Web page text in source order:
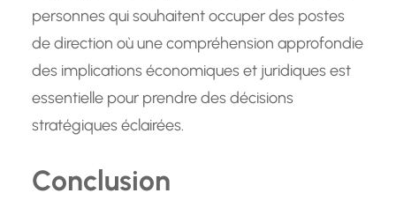
personnes qui souhaitent occuper des postes
de direction où une compréhension approfondie
des implications économiques et juridiques est
essentielle pour prendre des décisions
stratégiques éclairées.
Conclusion